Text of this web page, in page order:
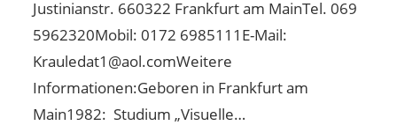
Justinianstr. 660322 Frankfurt am MainTel. 069
5962320Mobil: 0172 6985111E-Mail:
Krauledat1@aol.comWeitere
Informationen:Geboren in Frankfurt am
Main1982: Studium „Visuelle…